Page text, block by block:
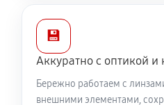
💾
Аккуратно с оптикой и
Бережно работаем с
внешними элементами,